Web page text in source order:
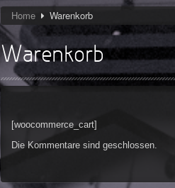
Home Warenkorb
Warenkorb
[woocommerce_cart]
Die Kommentare sind geschlossen.